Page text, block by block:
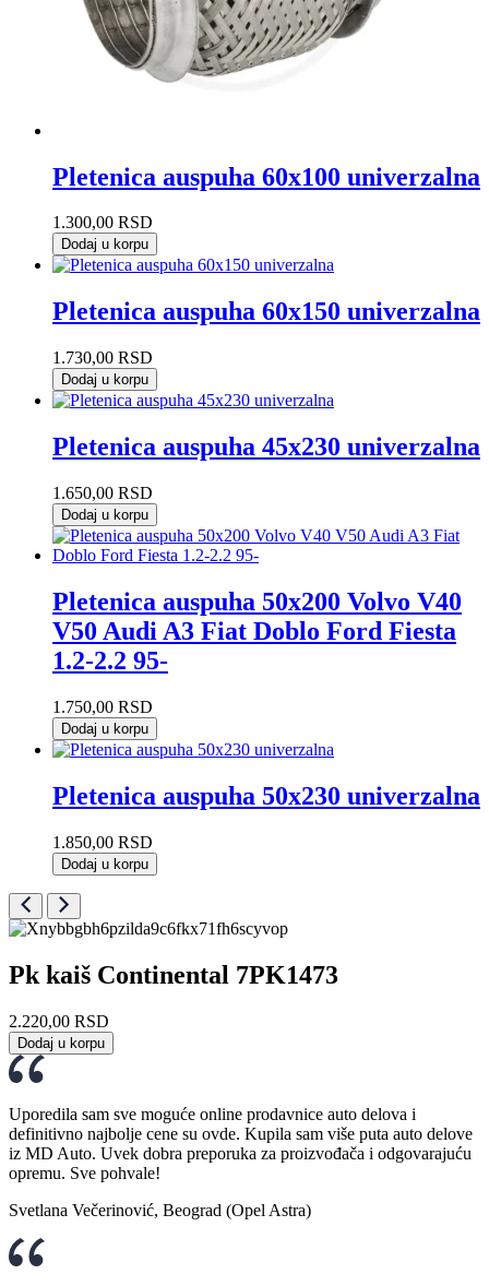
Pletenica auspuha 60x100 univerzalna
1.300,00 RSD
Dodaj u korpu
Pletenica auspuha 60x150 univerzalna
1.730,00 RSD
Dodaj u korpu
Pletenica auspuha 45x230 univerzalna
1.650,00 RSD
Dodaj u korpu
Pletenica auspuha 50x200 Volvo V40
V50 Audi A3 Fiat Doblo Ford Fiesta
1.2-2.2 95-
1.750,00 RSD
Dodaj u korpu
Pletenica auspuha 50x230 univerzalna
1.850,00 RSD
Dodaj u korpu
Pk kaiš Continental 7PK1473
2.220,00 RSD
Dodaj u korpu
Uporedila sam sve moguće online prodavnice auto delova i
definitivno najbolje cene su ovde. Kupila sam više puta auto delove
iz MD Auto. Uvek dobra preporuka za proizvođača i odgovarajuću
opremu. Sve pohvale!
Svetlana Večerinović, Beograd (Opel Astra)